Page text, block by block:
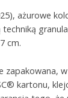
ażurowe
cm.
kartonu,